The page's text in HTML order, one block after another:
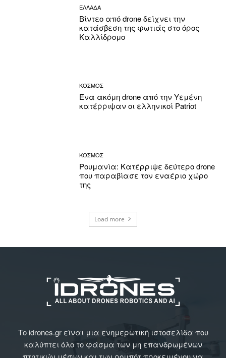
ΕΛΛΑΔΑ
Βίντεο από drone δείχνει την
κατάσβεση της φωτιάς στο όρος
Καλλίδρομο
ΚΟΣΜΟΣ
Ένα ακόμη drone από την Υεμένη
κατέρριψαν οι ελληνικοί Patriot
ΚΟΣΜΟΣ
Ρουμανία: Κατέρριψε δεύτερο drone
που παραβίασε τον εναέριο χώρο
της
Load more
Το idrones.gr είναι μια ενημερωτική ιστοσελίδα που
καλύπτει όλο το φάσμα των μη επανδρωμένων